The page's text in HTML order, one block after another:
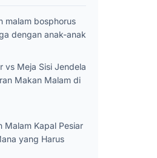
malam bosphorus
dengan anak-anak
vs Meja Sisi Jendela
Makan Malam di
Malam Kapal Pesiar
yang Harus